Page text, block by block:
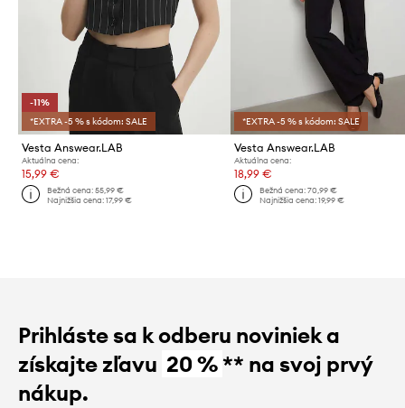
-11%
*EXTRA -5 % s kódom: SALE
Vesta Answear.LAB
Aktuálna cena:
15,99 €
Bežná cena:55,99 €
Najnižšia cena:17,99 €
*EXTRA -5 % s kódom: SALE
Vesta Answear.LAB
Aktuálna cena:
18,99 €
Bežná cena: 70,99 €
Najnižšia cena: 19,99 €
Prihláste sa k odberu noviniek a
získajte zľavu 20 %** na svoj prvý
nákup.